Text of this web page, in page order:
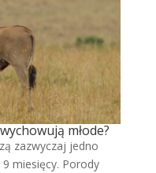
młode?
zazwyczaj jedno
miesięcy. Porody